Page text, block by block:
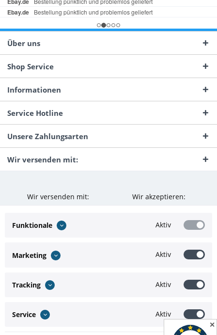
✕
Über uns
Shop Service
Informationen
Service Hotline
Unsere Zahlungsarten
Wir versenden mit:
Wir versenden mit: Wir akzeptieren:
Funktionale Aktiv
Marketing Aktiv
Tracking Aktiv
Service Aktiv